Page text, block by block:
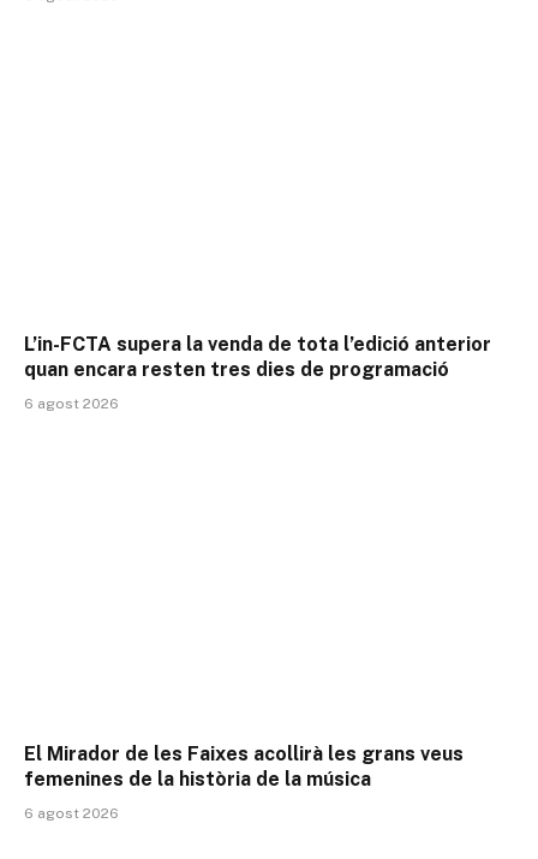
L’in-FCTA supera la venda de tota l’edició anterior
quan encara resten tres dies de programació
6 agost 2026
El Mirador de les Faixes acollirà les grans veus
femenines de la història de la música
6 agost 2026